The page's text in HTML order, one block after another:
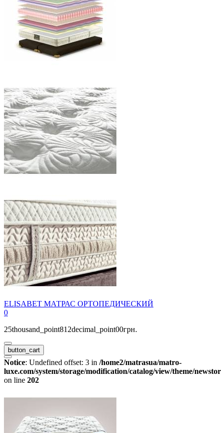
ELISABET МАТРАС ОРТОПЕДИЧЕСКИЙ
0
25thousand_point812decimal_point00грн.
button_cart
Notice: Undefined offset: 3 in /home2/matrasua/matro-
luxe.com/system/storage/modification/catalog/view/theme/
on line 202